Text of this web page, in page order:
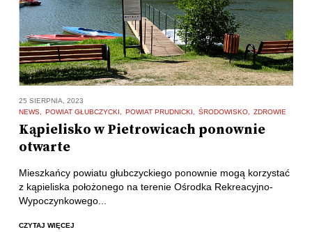
25 SIERPNIA, 2023
NEWS
POWIAT GŁUBCZYCKI POWIAT PRUDNICKI ŚRODOWISKO ZDROWIE
Kąpielisko w Pietrowicach ponownie
otwarte
Mieszkańcy powiatu głubczyckiego ponownie mogą korzystać
z kąpieliska położonego na terenie Ośrodka Rekreacyjno-
Wypoczynkowego...
CZYTAJ WIĘCEJ